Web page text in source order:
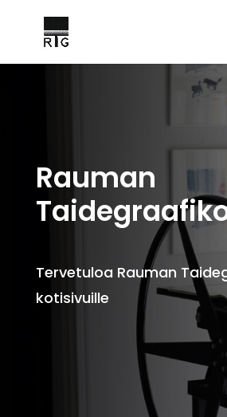
Rauman
Tervetuloa Rauman
kotisivuille